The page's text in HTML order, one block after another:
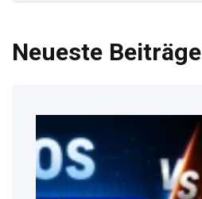
Neueste Beiträge